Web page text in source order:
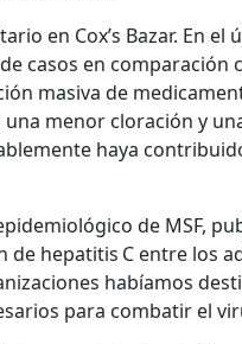
en Cox’s Bazar. En
casos en comparación
masiva de
menor cloración y
haya
de MSF,
hepatitis C entre los
habíamos
para combatir el